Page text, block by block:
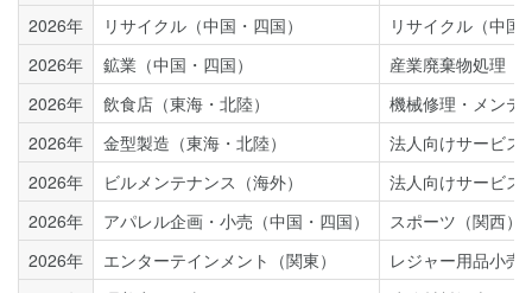
2026年
リサイクル（中国・四国）
リサイクル（中国
2026年
鉱業（中国・四国）
産業廃棄物処理（
2026年
飲食店（東海・北陸）
機械修理・メンテ
2026年
金型製造（東海・北陸）
法人向けサービス
2026年
ビルメンテナンス（海外）
法人向けサービス
2026年
アパレル企画・小売（中国・四国）
スポーツ（関西）
2026年
エンターテインメント（関東）
レジャー用品小売